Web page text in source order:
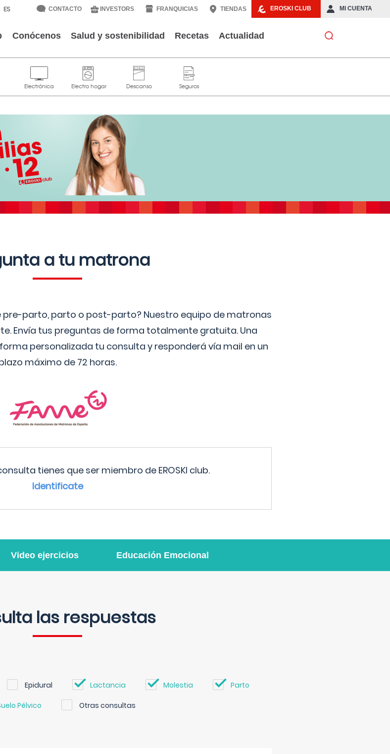
EROSKI CLUB MI CUENTA
CONTACTO INVESTORS FRANQUICIAS TIENDAS
Conócenos Salud y sostenibilidad Recetas Actualidad
a tu matrona
pre-parto, parto o post-parto? Nuestro equipo de matronas
Envía tus preguntas de forma totalmente gratuita. Una
personalizada tu consulta y responderá vía mail en un
máximo de 72 horas.
tienes que ser miembro de EROSKI club.
Identificate
Video ejercicios Educación Emocional
las respuestas
Epidural Lactancia Molestia Parto
Pélvico Otras consultas